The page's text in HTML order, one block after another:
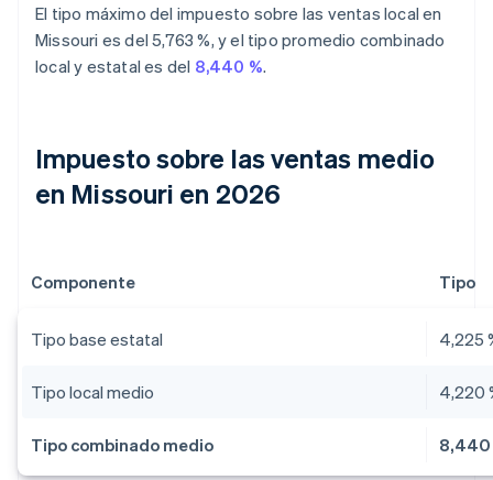
El tipo máximo del impuesto sobre las ventas local en
Missouri es del 5,763 %, y el tipo promedio combinado
local y estatal es del 8,440 %.
Impuesto sobre las ventas medio
en Missouri en 2026
Componente Tipo
Tipo base estatal 4,225
Tipo local medio 4,220
Tipo combinado medio 8,440